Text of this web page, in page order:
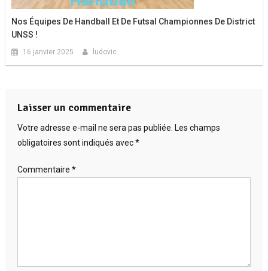
Nos Équipes De Handball Et De Futsal Championnes De District
UNSS !
16 janvier 2025 ludovic
Laisser un commentaire
Votre adresse e-mail ne sera pas publiée. Les champs
obligatoires sont indiqués avec*
Commentaire *